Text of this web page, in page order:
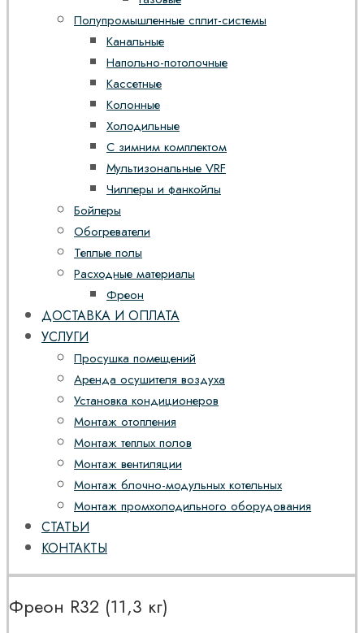
Полупромышленные сплит-системы
Канальные
Напольно-потолочные
Кассетные
Колонные
Холодильные
С зимним комплектом
Мультизональные VRF
Чиллеры и фанкойлы
Бойлеры
Обогреватели
Теплые полы
Расходные материалы
Фреон
ДОСТАВКА И ОПЛАТА
УСЛУГИ
Просушка помещений
Аренда осушителя воздуха
Установка кондиционеров
Монтаж отопления
Монтаж теплых полов
Монтаж вентиляции
Монтаж блочно-модульных котельных
Монтаж промхолодильного оборудования
СТАТЬИ
КОНТАКТЫ
Фреон R32 (11,3 кг)